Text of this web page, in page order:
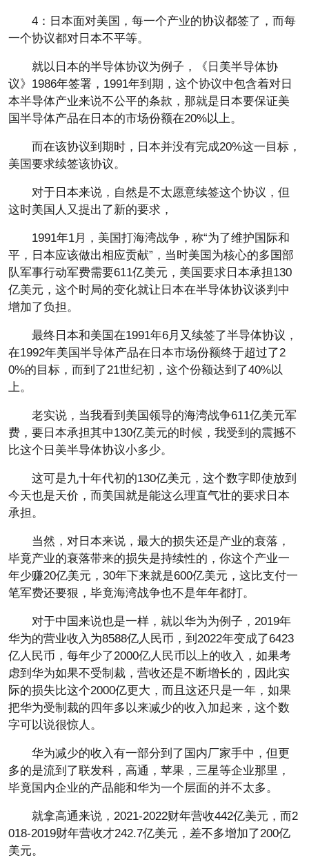
4：日本面对美国，每一个产业的协议都签了，而每
一个协议都对日本不平等。
就以日本的半导体协议为例子，《日美半导体协
议》1986年签署，1991年到期，这个协议中包含着对日
本半导体产业来说不公平的条款，那就是日本要保证美
国半导体产品在日本的市场份额在20%以上。
而在该协议到期时，日本并没有完成20%这一目标，
美国要求续签该协议。
对于日本来说，自然是不太愿意续签这个协议，但
这时美国人又提出了新的要求，
1991年1月，美国打海湾战争，称“为了维护国际和
平，日本应该做出相应贡献”，当时美国为核心的多国部
队军事行动军费需要611亿美元，美国要求日本承担130
亿美元，这个时局的变化就让日本在半导体协议谈判中
增加了负担。
最终日本和美国在1991年6月又续签了半导体协议，
在1992年美国半导体产品在日本市场份额终于超过了2
0%的目标，而到了21世纪初，这个份额达到了40%以
上。
老实说，当我看到美国领导的海湾战争611亿美元军
费，要日本承担其中130亿美元的时候，我受到的震撼不
比这个日美半导体协议小多少。
这可是九十年代初的130亿美元，这个数字即使放到
今天也是天价，而美国就是能这么理直气壮的要求日本
承担。
当然，对日本来说，最大的损失还是产业的衰落，
毕竟产业的衰落带来的损失是持续性的，你这个产业一
年少赚20亿美元，30年下来就是600亿美元，这比支付一
笔军费还要狠，毕竟海湾战争也不是年年都打。
对于中国来说也是一样，就以华为为例子，2019年
华为的营业收入为8588亿人民币，到2022年变成了6423
亿人民币，每年少了2000亿人民币以上的收入，如果考
虑到华为如果不受制裁，营收还是不断增长的，因此实
际的损失比这个2000亿更大，而且这还只是一年，如果
把华为受制裁的四年多以来减少的收入加起来，这个数
字可以说很惊人。
华为减少的收入有一部分到了国内厂家手中，但更
多的是流到了联发科，高通，苹果，三星等企业那里，
毕竟国内企业的产品能和华为一个层面的并不太多。
就拿高通来说，2021-2022财年营收442亿美元，而2
018-2019财年营收才242.7亿美元，差不多增加了200亿
美元。